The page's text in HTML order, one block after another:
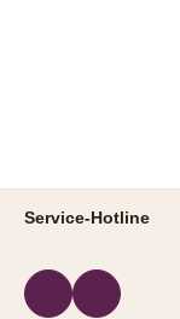
Service-Hotline